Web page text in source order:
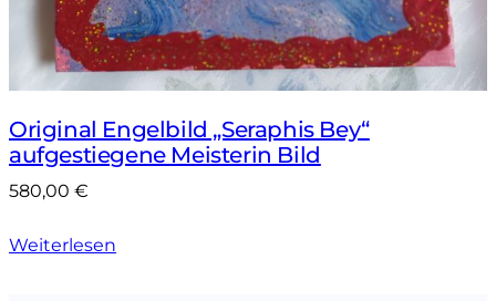
Original Engelbild „Seraphis Bey“
aufgestiegene Meisterin Bild
580,00 €
Weiterlesen